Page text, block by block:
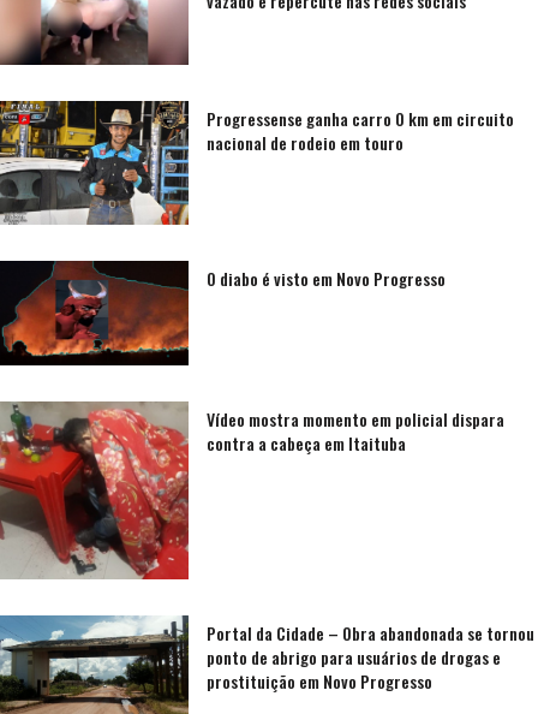
Progressense ganha carro 0 km em circuito
nacional de rodeio em touro
O diabo é visto em Novo Progresso
Vídeo mostra momento em policial dispara
contra a cabeça em Itaituba
Portal da Cidade – Obra abandonada se tornou
ponto de abrigo para usuários de drogas e
prostituição em Novo Progresso